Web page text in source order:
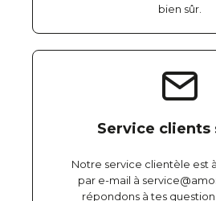
bien sûr.
Service clients
Notre service clientèle est
par e-mail à
répondons à tes